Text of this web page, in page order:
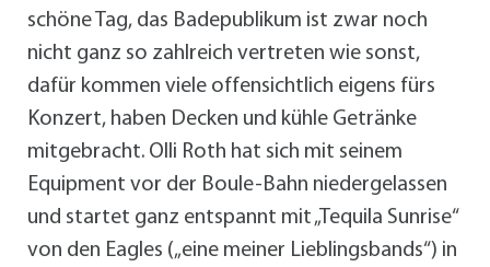
schöne Tag, das Badepublikum ist zwar noch
nicht ganz so zahlreich vertreten wie sonst,
dafür kommen viele offensichtlich eigens fürs
Konzert, haben Decken und kühle Getränke
mitgebracht. Olli Roth hat sich mit seinem
Equipment vor der Boule-Bahn niedergelassen
und startet ganz entspannt mit „Tequila Sunrise“
von den Eagles („eine meiner Lieblingsbands“) in